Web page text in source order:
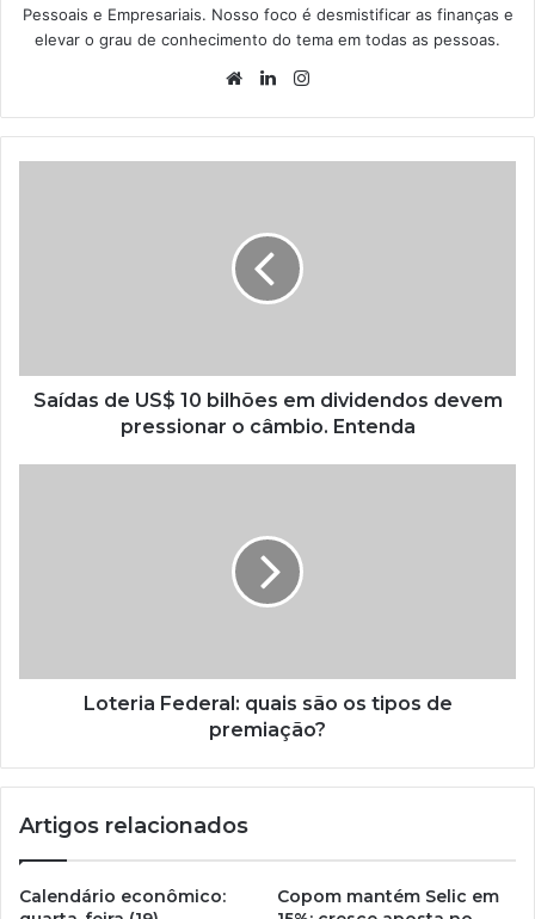
Pessoais e Empresariais. Nosso foco é desmistificar as finanças e
elevar o grau de conhecimento do tema em todas as pessoas.
WebsiteLinkedin
Saídas de US$ 10 bilhões em dividendos devem
pressionar o câmbio. Entenda
Loteria Federal: quais são os tipos de
premiação?
Artigos relacionados
Calendário econômico:
Copom mantém Selic em